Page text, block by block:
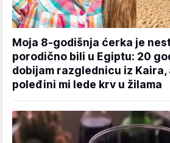
Moja 8-godišnja ćerka je
porodično bili u Egiptu: 20
dobijam razglednicu iz Kaira,
poleđini mi lede krv u žilama